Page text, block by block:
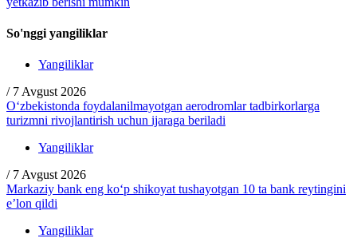
So'nggi yangiliklar
Yangiliklar
/ 7 Avgust 2026
O‘zbekistonda foydalanilmayotgan aerodromlar tadbirkorlarga
turizmni rivojlantirish uchun ijaraga beriladi
Yangiliklar
/ 7 Avgust 2026
Markaziy bank eng ko‘p shikoyat tushayotgan 10 ta bank reytingini
e’lon qildi
Yangiliklar